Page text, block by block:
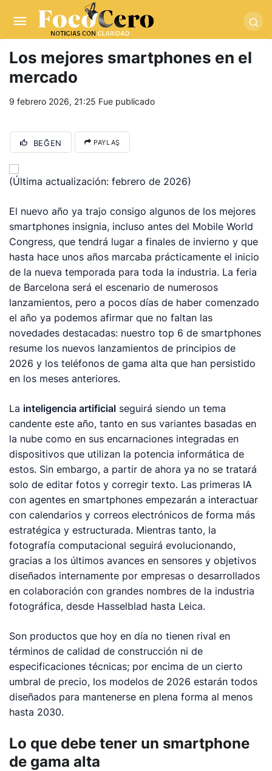
trwin giriş
masterbetting-palacebet1.com-
tlcasino giriş-betandyou-vbett34.com betovis34.net-
skyloftsbet
Los mejores smartphones en el
mercado
9 febrero 2026, 21:25 Fue publicado
BEĞEN PAYLAŞ
(Última actualización: febrero de 2026)
El nuevo año ya trajo consigo algunos de los mejores
smartphones insignia, incluso antes del Mobile World
Congress, que tendrá lugar a finales de invierno y que
hasta hace unos años marcaba prácticamente el inicio
de la nueva temporada para toda la industria. La feria
de Barcelona será el escenario de numerosos
lanzamientos, pero a pocos días de haber comenzado
el año ya podemos afirmar que no faltan las
novedades destacadas: nuestro top 6 de smartphones
resume los nuevos lanzamientos de principios de
2026 y los teléfonos de gama alta que han persistido
en los meses anteriores.
La inteligencia artificial seguirá siendo un tema
candente este año, tanto en sus variantes basadas en
la nube como en sus encarnaciones integradas en
dispositivos que utilizan la potencia informática de
estos. Sin embargo, a partir de ahora ya no se tratará
solo de editar fotos y corregir texto. Las primeras IA
con agentes en smartphones empezarán a interactuar
con calendarios y correos electrónicos de forma más
estratégica y estructurada. Mientras tanto, la
fotografía computacional seguirá evolucionando,
gracias a los últimos avances en sensores y objetivos
diseñados internamente por empresas o desarrollados
en colaboración con grandes nombres de la industria
fotográfica, desde Hasselblad hasta Leica.
Son productos que hoy en día no tienen rival en
términos de calidad de construcción ni de
especificaciones técnicas; por encima de un cierto
umbral de precio, los modelos de 2026 estarán todos
diseñados para mantenerse en plena forma al menos
hasta 2030.
Lo que debe tener un smartphone
de gama alta